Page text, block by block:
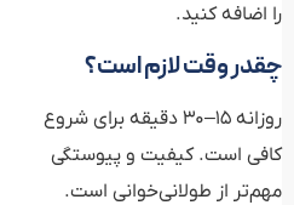
را اضافه کنید.
چقدر وقت لازم است؟
روزانه ۱۵–۳۰ دقیقه برای شروع
کافی است. کیفیت و پیوستگی
مهم‌تر از طولانی‌خوانی است.